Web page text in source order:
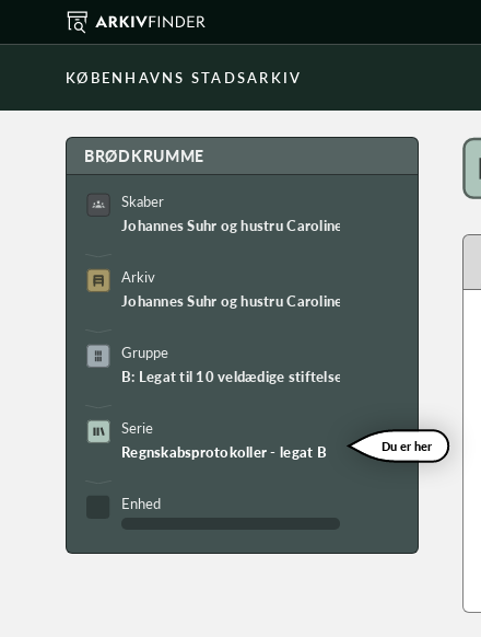
KØBENHAVNS STADSARKIV
BRØDKRUMME
Skaber
Johannes Suhr og hustru Caroline Falcks legater
Arkiv
Johannes Suhr og hustru Caroline Falcks legaters arkiv
Gruppe
B: Legat til 10 veldædige stiftelser i København
Serie
Regnskabsprotokoller - legat B
Du er her
Enhed